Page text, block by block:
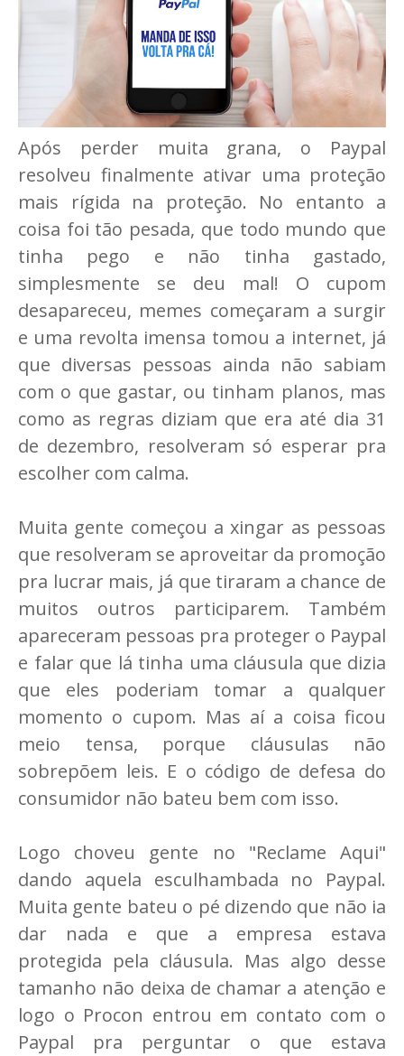
Após perder muita grana, o Paypal
resolveu finalmente ativar uma proteção
mais rígida na proteção. No entanto a
coisa foi tão pesada, que todo mundo que
tinha pego e não tinha gastado,
simplesmente se deu mal! O cupom
desapareceu, memes começaram a surgir
e uma revolta imensa tomou a internet, já
que diversas pessoas ainda não sabiam
com o que gastar, ou tinham planos, mas
como as regras diziam que era até dia 31
de dezembro, resolveram só esperar pra
escolher com calma.
Muita gente começou a xingar as pessoas
que resolveram se aproveitar da promoção
pra lucrar mais, já que tiraram a chance de
muitos outros participarem. Também
apareceram pessoas pra proteger o Paypal
e falar que lá tinha uma cláusula que dizia
que eles poderiam tomar a qualquer
momento o cupom. Mas aí a coisa ficou
meio tensa, porque cláusulas não
sobrepõem leis. E o código de defesa do
consumidor não bateu bem com isso.
Logo choveu gente no "Reclame Aqui"
dando aquela esculhambada no Paypal.
Muita gente bateu o pé dizendo que não ia
dar nada e que a empresa estava
protegida pela cláusula. Mas algo desse
tamanho não deixa de chamar a atenção e
logo o Procon entrou em contato com o
Paypal pra perguntar o que estava